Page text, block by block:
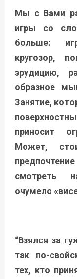
Мы с Вами
игры со
больше:
кругозор,
эрудицию,
образное
Занятие,
приносит
Может,
смотреть
очумело
“Взялся за
так по-
тех, кто